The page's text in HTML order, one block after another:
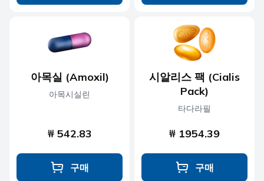
아목실 (Amoxil)
아목시실린
₩ 542.83
구매
시알리스 팩 (Cialis
Pack)
타다라필
₩ 1954.39
구매